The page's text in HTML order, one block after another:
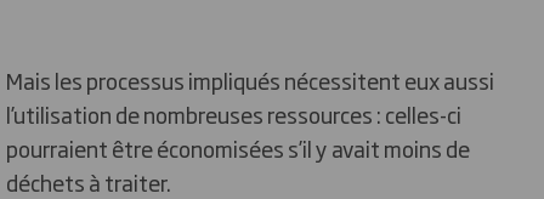
Mais les processus impliqués nécessitent eux aussi
l’utilisation de nombreuses ressources : celles-ci
pourraient être économisées s’il y avait moins de
déchets à traiter.